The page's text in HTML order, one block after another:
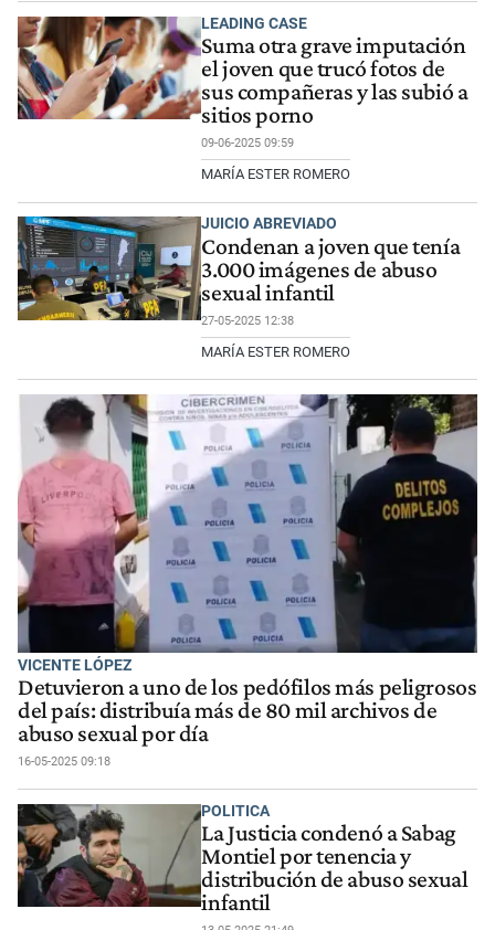
LEADING CASE
Suma otra grave imputación
el joven que trucó fotos de
sus compañeras y las subió a
sitios porno
09-06-2025 09:59
MARÍA ESTER ROMERO
JUICIO ABREVIADO
Condenan a joven que tenía
3.000 imágenes de abuso
sexual infantil
27-05-2025 12:38
MARÍA ESTER ROMERO
VICENTE LÓPEZ
Detuvieron a uno de los pedófilos más peligrosos
del país: distribuía más de 80 mil archivos de
abuso sexual por día
16-05-2025 09:18
POLITICA
La Justicia condenó a Sabag
Montiel por tenencia y
distribución de abuso sexual
infantil